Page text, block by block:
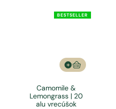
BESTSELLER
Camomile &
Lemongrass | 20
alu vrecúšok